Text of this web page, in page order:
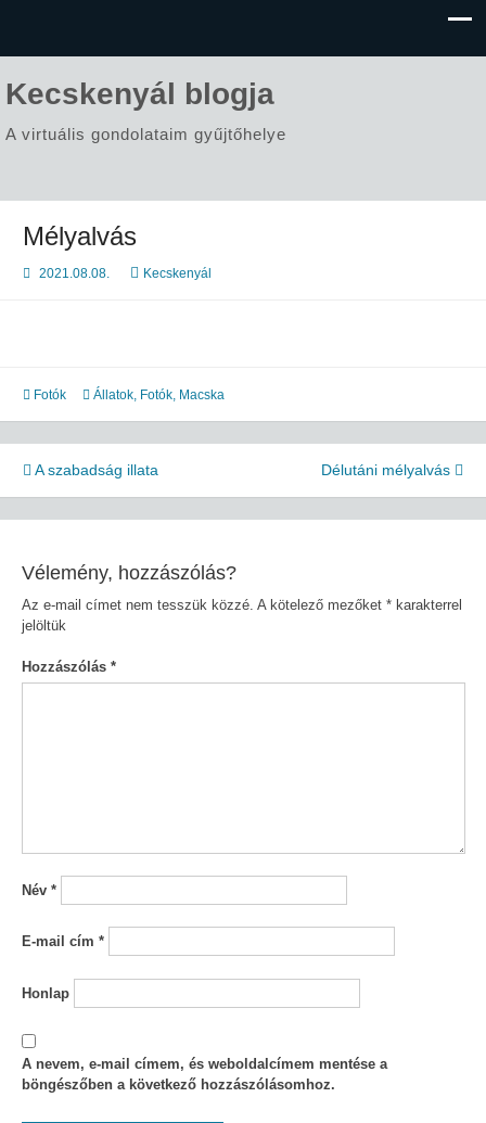
Kecskenyál blogja
A virtuális gondolataim gyűjtőhelye
Mélyalvás
2021.08.08. Kecskenyál
Fotók Állatok, Fotók, Macska
Bejegyzés
navigáció
A szabadság illata Délutáni mélyalvás
Vélemény, hozzászólás?
Az e-mail címet nem tesszük közzé. A kötelező mezőket *karakterrel
jelöltük
Hozzászólás *
Név *
E-mail cím *
Honlap
A nevem, e-mail címem, és weboldalcímem mentése a
böngészőben a következő hozzászólásomhoz.